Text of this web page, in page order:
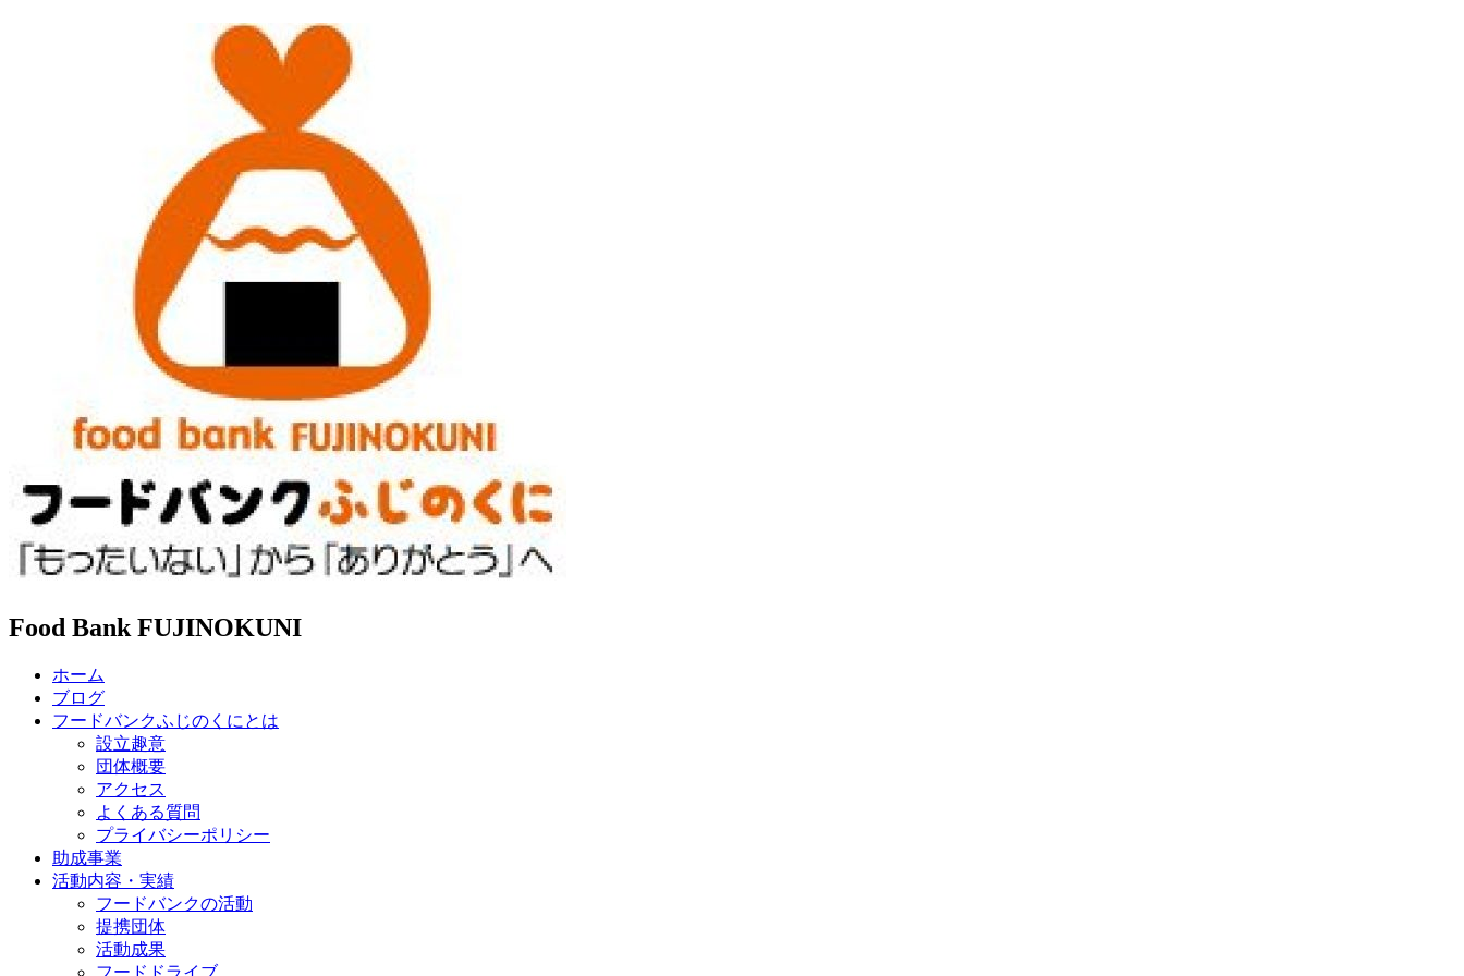
Food Bank FUJINOKUNI
ホーム
ブログ
フードバンクふじのくにとは
設立趣意
団体概要
アクセス
よくある質問
プライバシーポリシー
助成事業
活動内容・実績
フードバンクの活動
提携団体
活動成果
フードドライブ